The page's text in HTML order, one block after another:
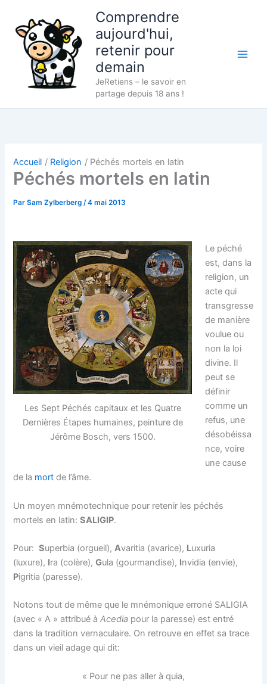
contenu
Comprendre
aujourd'hui,
retenir pour
demain
JeRetiens – le savoir en
partage depuis 18 ans !
Accueil Religion Péchés mortels en latin
Péchés mortels en latin
ParSam Zylberberg/4 mai 2013
Les Sept Péchés capitaux et les Quatre
Dernières Étapes humaines, peinture de
Jérôme Bosch, vers 1500.
Le péché
est, dans la
religion, un
acte qui
transgresse
de manière
voulue ou
non la loi
divine. Il
peut se
définir
comme un
refus, une
désobéissa
nce, voire
une cause
de la mort de l’âme.
Un moyen mnémotechnique pour retenir les péchés
mortels en latin:SALIGIP.
Pour:Superbia (orgueil),Avaritia (avarice), Luxuria
(luxure), Ira (colère),Gula (gourmandise), Invidia (envie),
Pigritia (paresse).
Notons tout de même que le mnémonique erroné SALIGIA
(avec « A » attribué àAcedia pour la paresse) est entré
dans la tradition vernaculaire. On retrouve en effet sa trace
dans un vieil adage qui dit:
« Pour ne pas aller à quia,